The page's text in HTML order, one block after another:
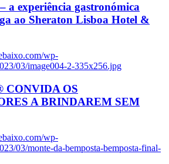
a experiência gastronómica
ao Sheraton Lisboa Hotel &
wp-
03/image004-2-335x256.jpg
CONVIDA OS
A BRINDAREM SEM
wp-
03/monte-da-bemposta-bemposta-final-